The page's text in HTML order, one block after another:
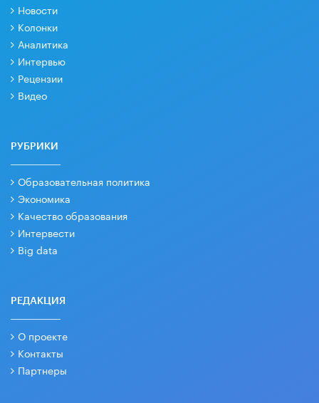
Новости
Колонки
Аналитика
Интервью
Рецензии
Видео
РУБРИКИ
Образовательная политика
Экономика
Качество образования
Интервести
Big data
РЕДАКЦИЯ
О проекте
Контакты
Партнеры